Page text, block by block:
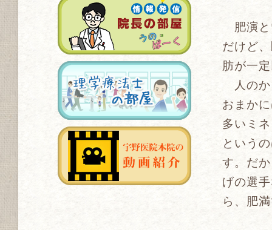
肥演と
だけど
肪が一
人のか
おまか
多いミ
という
す。だ
げの選
ら、肥